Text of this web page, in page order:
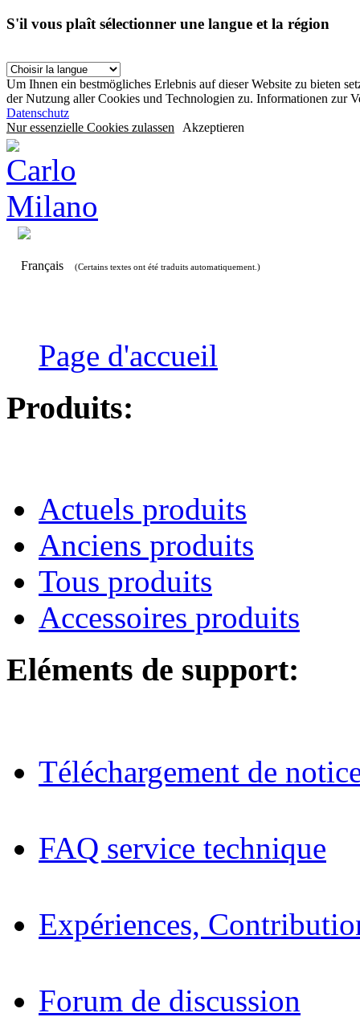
S'il vous plaît sélectionner une langue et la région
Um Ihnen ein bestmögliches Erlebnis auf dieser Website zu bieten
der Nutzung aller Cookies und Technologien zu. Informationen zur
Datenschutz
Nur essenzielle Cookies zulassen Akzeptieren
Français (Certains textes ont été traduits automatiquement.)
Page d'accueil
Produits:
Actuels produits
Anciens produits
Tous produits
Accessoires produits
Eléments de support:
Téléchargement de
FAQ service technique
Expériences,
Forum de discussion